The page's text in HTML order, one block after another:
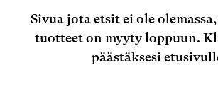
Sivua jota etsit ei ole
tuotteet on myyty loppuun.
päästäksesi